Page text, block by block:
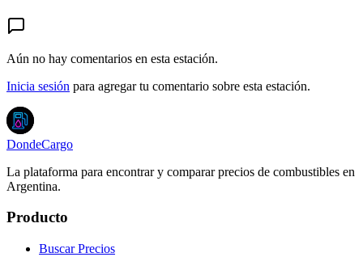
Aún no hay comentarios en esta estación.
Inicia sesión para agregar tu comentario sobre esta estación.
DondeCargo
La plataforma para encontrar y comparar precios de combustibles en
Argentina.
Producto
Buscar Precios